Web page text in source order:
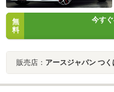
無
料
今す
販売店： アースジャパン つく